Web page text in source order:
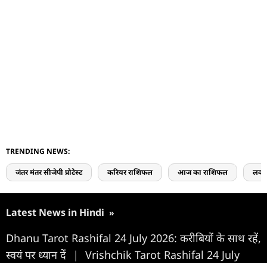
TRENDING NEWS:
जंतर मंतर सीजेपी प्रोटेस्ट करियर राशिफल आज का राशिफल लव
Latest News in Hindi »
Dhanu Tarot Rashifal 24 July 2026: करीबियों के साथ रहें,
स्वयं पर ध्यान दें
|
Vrishchik Tarot Rashifal 24 July